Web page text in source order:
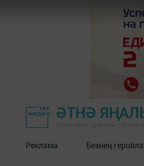
ӘТНӘ
Реклама Безнең